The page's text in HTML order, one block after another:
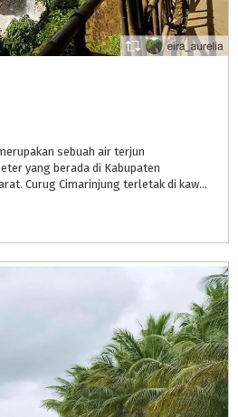
sebuah air terjun
yang berada di Kabupaten
Sukabumi, Provinsi Jawa Barat. Curug Cimarinjung terletak di kawasan Taman Bumi Ciletuh-Palabuhanratu.